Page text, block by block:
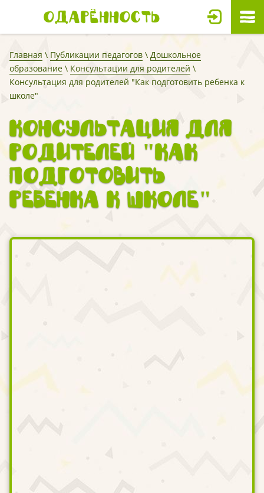
Одарённость
Главная \ Публикации педагогов \ Дошкольное
образование \ Консультации для родителей \
Консультация для родителей "Как подготовить ребенка к
школе"
Консультация для
родителей "Как
подготовить
ребенка к школе"